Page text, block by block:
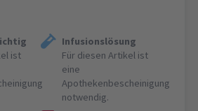
ist
Infusionslösung
Für diesen Artikel ist
eine
Apothekenbescheinigung
notwendig.